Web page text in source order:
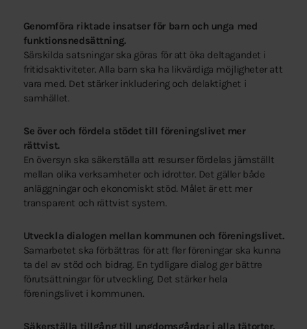
Genomföra riktade insatser för barn och unga med
funktionsnedsättning.
Särskilda satsningar ska göras för att öka deltagandet i
fritidsaktiviteter. Alla barn ska ha likvärdiga möjligheter att
vara med. Det stärker inkludering och delaktighet i
samhället.
Se över och fördela stödet till föreningslivet mer
rättvist.
En översyn ska säkerställa att resurser fördelas jämställt
mellan olika verksamheter och idrotter. Det gäller både
anläggningar och ekonomiskt stöd. Målet är ett mer
transparent och rättvist system.
Utveckla dialogen mellan kommunen och föreningslivet.
Samarbetet ska förbättras för att fler föreningar ska kunna
ta del av stöd och bidrag. En tydligare dialog ger bättre
förutsättningar för utveckling. Det stärker hela
föreningslivet i kommunen.
Säkerställa tillgång till ungdomsgårdar i alla tätorter.